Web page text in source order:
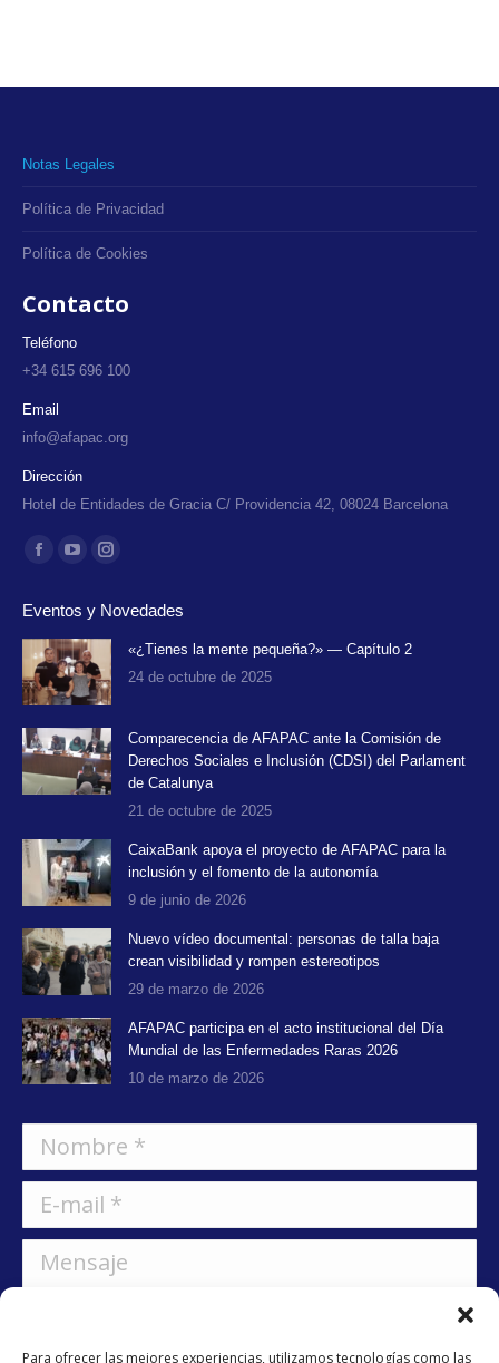
Para ofrecer las mejores experiencias, utilizamos tecnologías como las
Notas Legales
Política de Privacidad
Política de Cookies
Contacto
Teléfono
+34 615 696 100
Email
info@afapac.org
Dirección
Hotel de Entidades de Gracia C/ Providencia 42, 08024 Barcelona
Encuéntranos en:
Facebook
opens
in
new
window
YouTube
opens
in
new
window
Instagram
opens
in
new
window
Eventos y Novedades
«¿Tienes la mente pequeña?» — Capítulo 2
24 de octubre de 2025
Comparecencia de AFAPAC ante la Comisión de
Derechos Sociales e Inclusión (CDSI) del Parlament
de Catalunya
21 de octubre de 2025
CaixaBank apoya el proyecto de AFAPAC para la
inclusión y el fomento de la autonomía
9 de junio de 2026
Nuevo vídeo documental: personas de talla baja
crean visibilidad y rompen estereotipos
29 de marzo de 2026
AFAPAC participa en el acto institucional del Día
Mundial de las Enfermedades Raras 2026
10 de marzo de 2026